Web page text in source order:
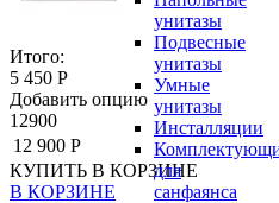
унитазы
Подвесные
унитазы
Умные
унитазы
Инсталляции
для
санфаянса
Итого:
5 450 Р
Добавить опцию
12900
12 900 Р
КУПИТЬ В КОРЗИНЕ
В КОРЗИНЕ